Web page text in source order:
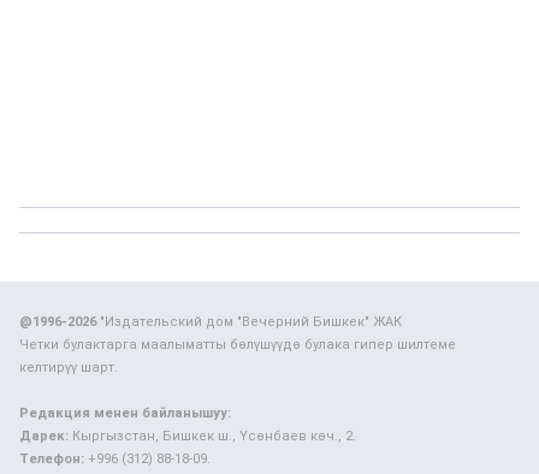
@1996-2026"Издательский дом "Вечерний Бишкек" ЖАК
Четки булактарга маалыматты бөлүшүүдө булака гипер шилтеме
келтирүү шарт.
Редакция менен байланышуу:
Дарек: Кыргызстан, Бишкек ш., Үсөнбаев көч., 2.
Телефон: +996 (312) 88-18-09.